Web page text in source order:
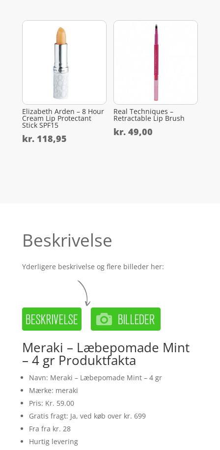
Elizabeth Arden – 8 Hour
Cream Lip Protectant
Stick SPF15
kr.118,95
Real Techniques –
Retractable Lip Brush
kr. 49,00
Beskrivelse
Yderligere beskrivelse og flere billeder her:
Meraki – Læbepomade Mint
– 4 gr Produktfakta
Navn: Meraki – Læbepomade Mint – 4 gr
Mærke: meraki
Pris: Kr. 59.00
Gratis fragt: Ja, ved køb over kr. 699
Fra fra kr. 28
Hurtig levering